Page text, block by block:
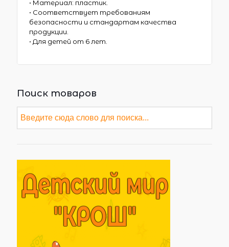
• Материал: пластик.
• Соответствует требованиям
безопасности и стандартам качества
продукции.
• Для детей от 6 лет.
Поиск товаров